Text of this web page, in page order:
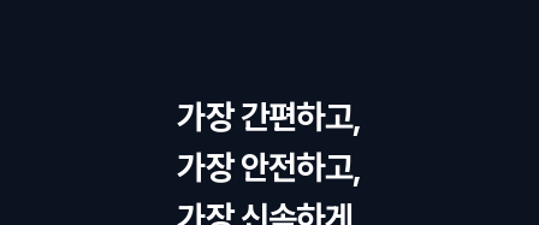
가장 간편하고,
가장 안전하고,